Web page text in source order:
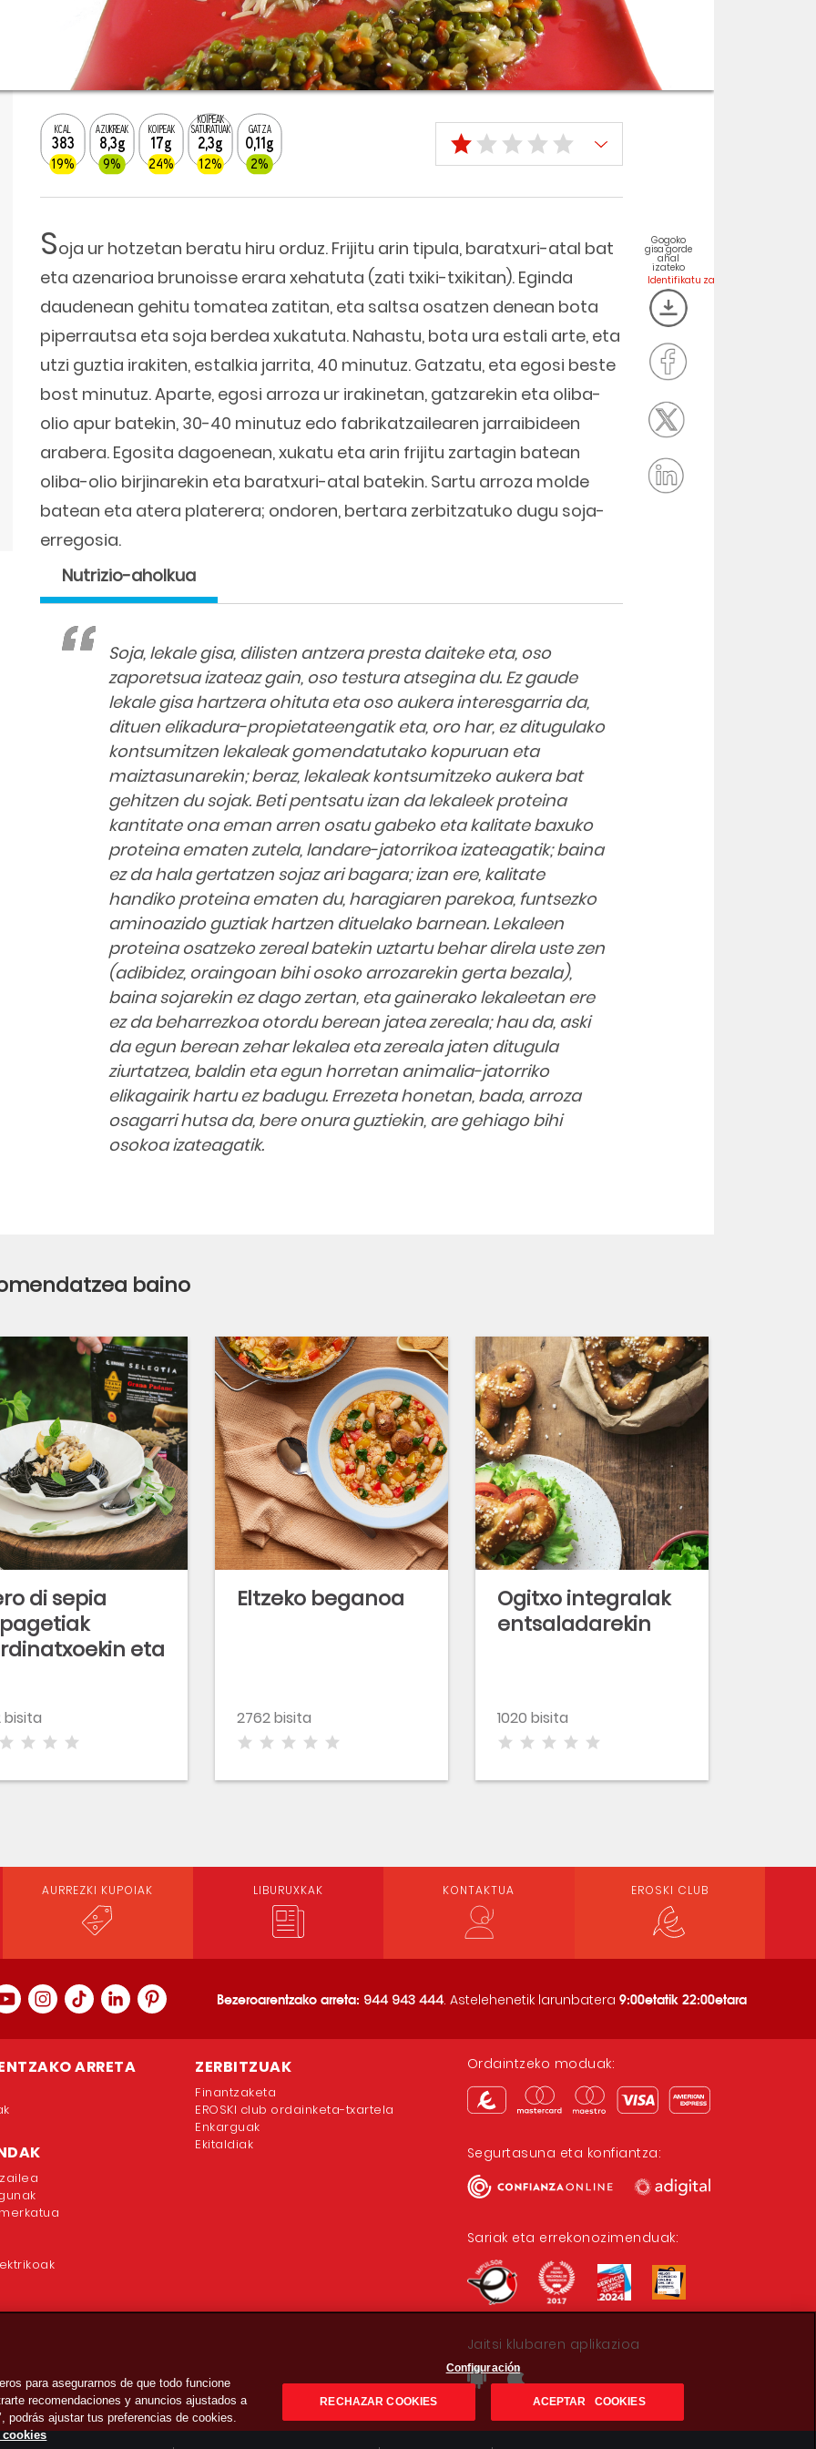
KCAL
383
19%
AZUKREAK
8,3g
9%
KOIPEAK
17g
24%
KOIPEAK
SATURATUAK
2,3g
12%
GATZA
0,11g
2%
Soja ur hotzetan beratu hiru orduz. Frijitu arin tipula, baratxuri-atal bat
eta azenarioa brunoisse erara xehatuta (zati txiki-txikitan). Eginda
daudenean gehitu tomatea zatitan, eta saltsa osatzen denean bota
piperrautsa eta soja berdea xukatuta. Nahastu, bota ura estali arte, eta
utzi guztia irakiten, estalkia jarrita, 40 minutuz. Gatzatu, eta egosi beste
bost minutuz. Aparte, egosi arroza ur irakinetan, gatzarekin eta oliba-
olio apur batekin, 30-40 minutuz edo fabrikatzailearen jarraibideen
arabera. Egosita dagoenean, xukatu eta arin frijitu zartagin batean
oliba-olio birjinarekin eta baratxuri-atal batekin. Sartu arroza molde
batean eta atera platerera; ondoren, bertara zerbitzatuko dugu soja-
erregosia.
Nutrizio-aholkua
Soja, lekale gisa, dilisten antzera presta daiteke eta, oso
zaporetsua izateaz gain, oso testura atsegina du. Ez gaude
lekale gisa hartzera ohituta eta oso aukera interesgarria da,
dituen elikadura-propietateengatik eta, oro har, ez ditugulako
kontsumitzen lekaleak gomendatutako kopuruan eta
maiztasunarekin; beraz, lekaleak kontsumitzeko aukera bat
gehitzen du sojak. Beti pentsatu izan da lekaleek proteina
kantitate ona eman arren osatu gabeko eta kalitate baxuko
proteina ematen zutela, landare-jatorrikoa izateagatik; baina
ez da hala gertatzen sojaz ari bagara; izan ere, kalitate
handiko proteina ematen du, haragiaren parekoa, funtsezko
aminoazido guztiak hartzen dituelako barnean. Lekaleen
proteina osatzeko zereal batekin uztartu behar direla uste zen
(adibidez, oraingoan bihi osoko arrozarekin gerta bezala),
baina sojarekin ez dago zertan, eta gainerako lekaleetan ere
ez da beharrezkoa otordu berean jatea zereala; hau da, aski
da egun berean zehar lekalea eta zereala jaten ditugula
ziurtatzea, baldin eta egun horretan animalia-jatorriko
elikagairik hartu ez badugu. Errezeta honetan, bada, arroza
osagarri hutsa da, bere onura guztiekin, are gehiago bihi
osokoa izateagatik.
Gogoko
gisa gorde
ahal
izateko
baino
di sepia
eta
bisita
Eltzeko beganoa
2762 bisita
Ogitxo integralak
entsaladarekin
1020 bisita
AURREZKI KUPOIAK LIBURUXKAK KONTAKTUA EROSKI CLUB
Bezeroarentzako arreta: 944 943 444. Astelehenetik larunbatera 9:00etatik 22:00etara
ARRETA ZERBITZUAK
Finantzaketa
EROSKI club ordainketa-txartela
Enkarguak
Ekitaldiak
Ordaintzeko moduak:
Segurtasuna eta konfiantza:
Sariak eta errekonozimenduak:
Jaitsi klubaren aplikazioa
para asegurarnos de que todo funcione
recomendaciones y anuncios ajustados a
podrás ajustar tus preferencias de cookies.
Configuración
RECHAZAR COOKIES ACEPTAR COOKIES